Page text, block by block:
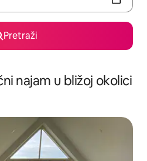
Pretraži
najam u bližoj okolici
oznakom „Odabrali gosti”